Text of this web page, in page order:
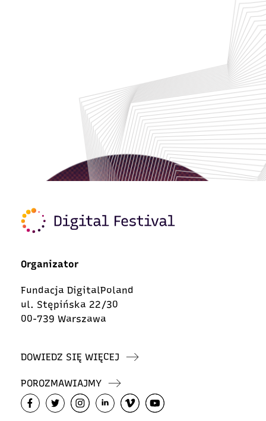
Organizator
Fundacja DigitalPoland
ul. Stępińska 22/30
00-739 Warszawa
DOWIEDZ SIĘ WIĘCEJ
POROZMAWIAJMY